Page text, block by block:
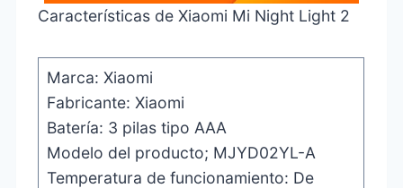
Características de Xiaomi Mi Night Light 2
Marca: ‎Xiaomi
Fabricante: Xiaomi
Batería: 3 pilas tipo AAA
Modelo del producto; MJYD02YL-A
Temperatura de funcionamiento: De